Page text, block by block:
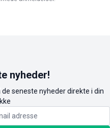
nyheder!
seneste nyheder direkte i din